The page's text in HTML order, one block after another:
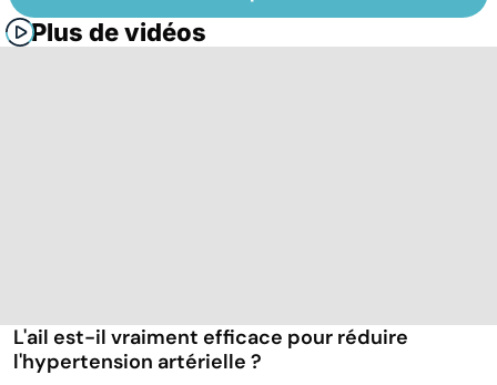
Plus de vidéos
L'ail est-il vraiment efficace pour réduire
l'hypertension artérielle ?